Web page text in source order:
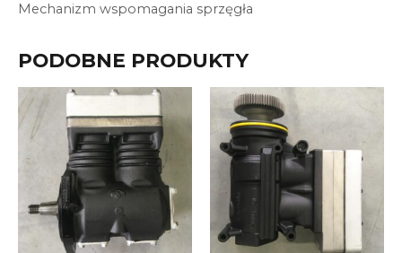
Mechanizm wspomagania sprzęgła
PODOBNE PRODUKTY